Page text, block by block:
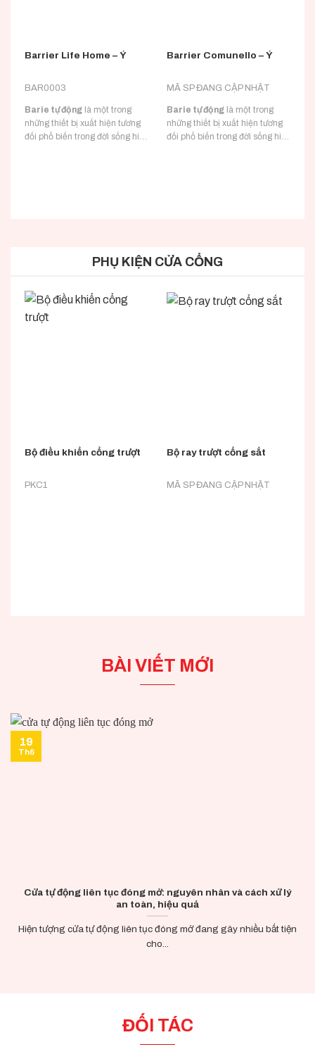
Barrier Life Home – Ý
BAR0003
Barie tự độnglà một trong
những thiết bị xuất hiện tương
đối phổ biến trong đời sống hiện
Barrier Comunello – Ý
MÃ SP ĐANG CẬP NHẬT
Barie tự độnglà một trong
những thiết bị xuất hiện tương
đối phổ biến trong đời sống hiện
PHỤ KIỆN CỬA CỔNG
Bộ điều khiển cổng trượt
PKC1
Bộ ray trượt cổng sắt
MÃ SP ĐANG CẬP NHẬT
BÀI VIẾT MỚI
Cửa tự động liên tục đóng mở: nguyên nhân và cách xử lý
an toàn, hiệu quả
Hiện tượng cửa tự động liên tục đóng mở đang gây nhiều bất tiện
cho...
19
Th6
ĐỐI TÁC